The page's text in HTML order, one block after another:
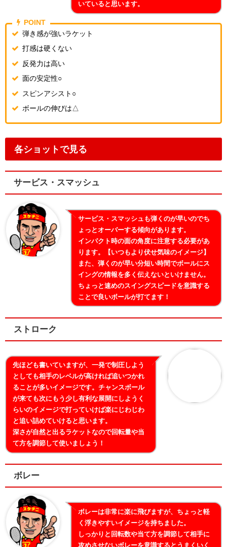
いていると思います。
POINT
弾き感が強いラケット
打感は硬くない
反発力は高い
面の安定性○
スピンアシスト○
ボールの伸びは△
各ショットで見る
サービス・スマッシュ
サービス・スマッシュも弾くのが早いのでち
ょっとオーバーする傾向があります。
インパクト時の面の角度に注意する必要があ
ります。【いつもより伏せ気味のイメージ】
また、弾くのが早い分短い時間でボールにス
イングの情報を多く伝えないといけません。
ちょっと速めのスイングスピードを意識する
ことで良いボールが打てます！
ストローク
先ほども書いていますが、一発で制圧しよう
としても相手のレベルが高ければ追いつかれ
ることが多いイメージです。チャンスボール
が来ても次にもう少し有利な展開にしようく
らいのイメージで打っていけば楽にじわじわ
と追い詰めていけると思います。
深さが自然と出るラケットなので回転量や当
て方を調節して使いましょう！
ボレー
ボレーは非常に楽に飛びますが、ちょっと軽
く浮きやすいイメージを持ちました。
しっかりと回転数や当て方を調節して相手に
攻めさせないボレーを意識するとうまくいく